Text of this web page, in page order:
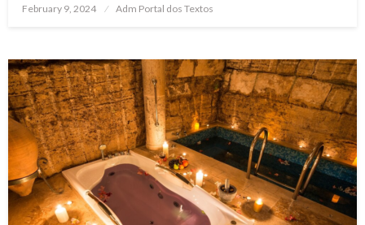
Posted
February 9, 2024 Adm Portal dos Textos